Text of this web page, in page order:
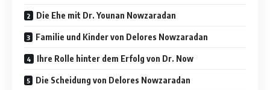
Die Ehe mit Dr. Younan Nowzaradan
Familie und Kinder von Delores Nowzaradan
Ihre Rolle hinter dem Erfolg von Dr. Now
Die Scheidung von Delores Nowzaradan